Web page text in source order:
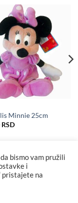
Minnie 25cm
RSD
bismo vam pružili
i
pristajete na